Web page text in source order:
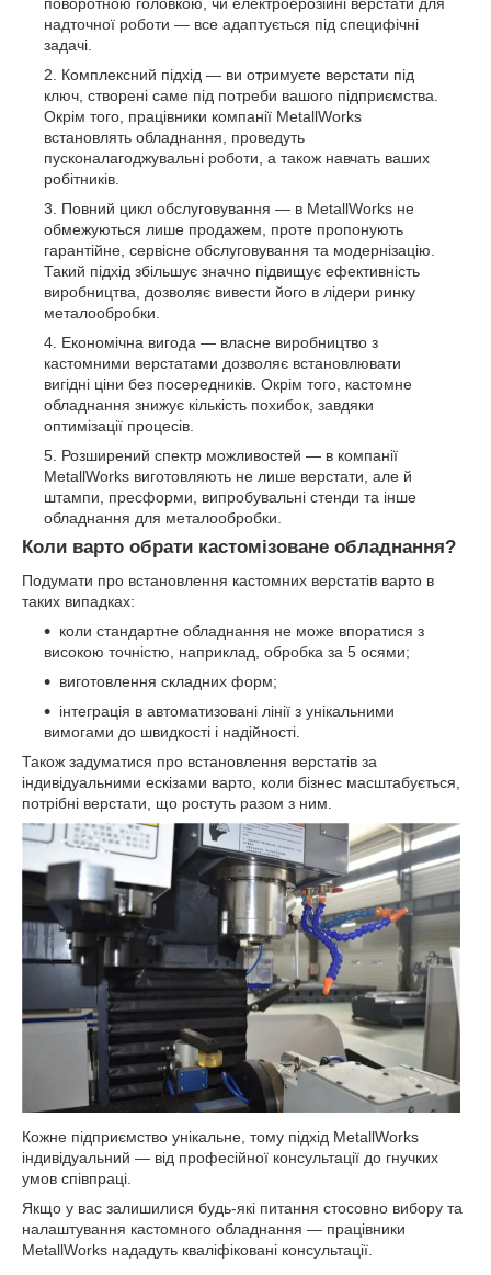
надточної роботи — все адаптується під специфічні
задачі.
Комплексний підхід — ви отримуєте верстати під
ключ, створені саме під потреби вашого підприємства.
Окрім того, працівники компанії MetallWorks
встановлять обладнання, проведуть
пусконалагоджувальні роботи, а також навчать ваших
робітників.
Повний цикл обслуговування — в MetallWorks не
обмежуються лише продажем, проте пропонують
гарантійне, сервісне обслуговування та модернізацію.
Такий підхід збільшує значно підвищує ефективність
виробництва, дозволяє вивести його в лідери ринку
металообробки.
Економічна вигода — власне виробництво з
кастомними верстатами дозволяє встановлювати
вигідні ціни без посередників. Окрім того, кастомне
обладнання знижує кількість похибок, завдяки
оптимізації процесів.
Розширений спектр можливостей — в компанії
MetallWorks виготовляють не лише верстати, але й
штампи, пресформи, випробувальні стенди та інше
обладнання для металообробки.
Коли варто обрати кастомізоване обладнання?
Подумати про встановлення кастомних верстатів варто в
таких випадках:
коли стандартне обладнання не може впоратися з
високою точністю, наприклад, обробка за 5 осями;
виготовлення складних форм;
інтеграція в автоматизовані лінії з унікальними
вимогами до швидкості і надійності.
Також задуматися про встановлення верстатів за
індивідуальними ескізами варто, коли бізнес масштабується,
потрібні верстати, що ростуть разом з ним.
Кожне підприємство унікальне, тому підхід MetallWorks
індивідуальний — від професійної консультації до гнучких
умов співпраці.
Якщо у вас залишилися будь-які питання стосовно вибору та
налаштування кастомного обладнання — працівники
MetallWorks нададуть кваліфіковані консультації.